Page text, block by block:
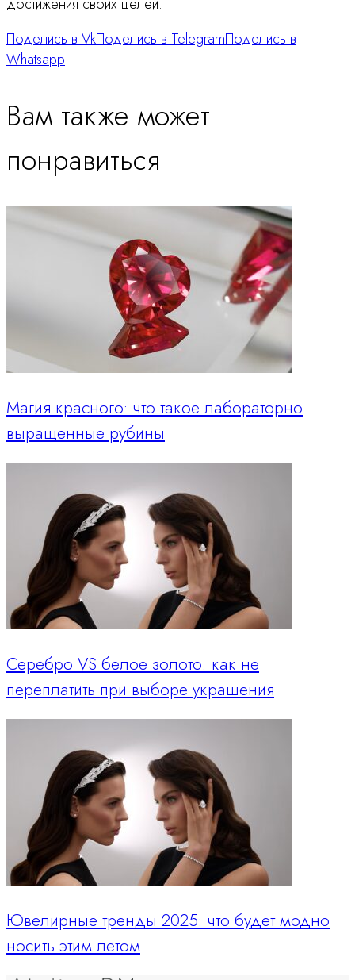
Поделись в VkПоделись в TelegramПоделись в
Whatsapp
Вам также может
понравиться
Магия красного: что такое лабораторно
выращенные рубины
Серебро VS белое золото: как не
переплатить при выборе украшения
Ювелирные тренды 2025: что будет модно
носить этим летом